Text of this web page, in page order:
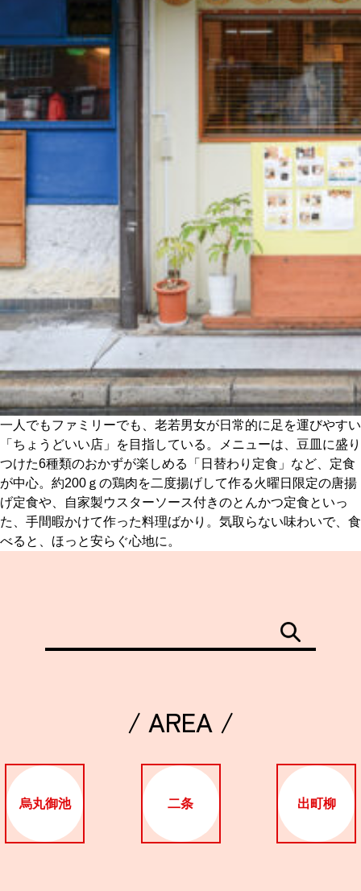
一人でもファミリーでも、老若男女が日常的に足を運びやすい
「ちょうどいい店」を目指している。メニューは、豆皿に盛り
つけた6種類のおかずが楽しめる「日替わり定食」など、定食
が中心。約200ｇの鶏肉を二度揚げして作る火曜日限定の唐揚
げ定食や、自家製ウスターソース付きのとんかつ定食といっ
た、手間暇かけて作った料理ばかり。気取らない味わいで、食
べると、ほっと安らぐ心地に。
/ AREA /
烏丸御池 二条 出町柳